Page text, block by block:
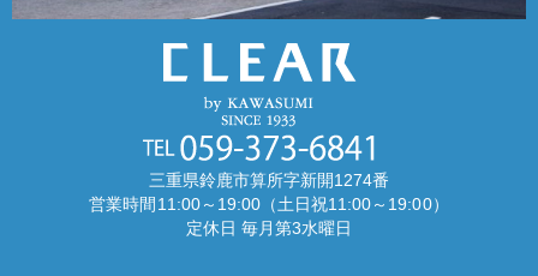
三重県鈴鹿市算所字新開1274番
営業時間11:00～19:00（土日祝11:00～19:00）
定休日 毎月第3水曜日